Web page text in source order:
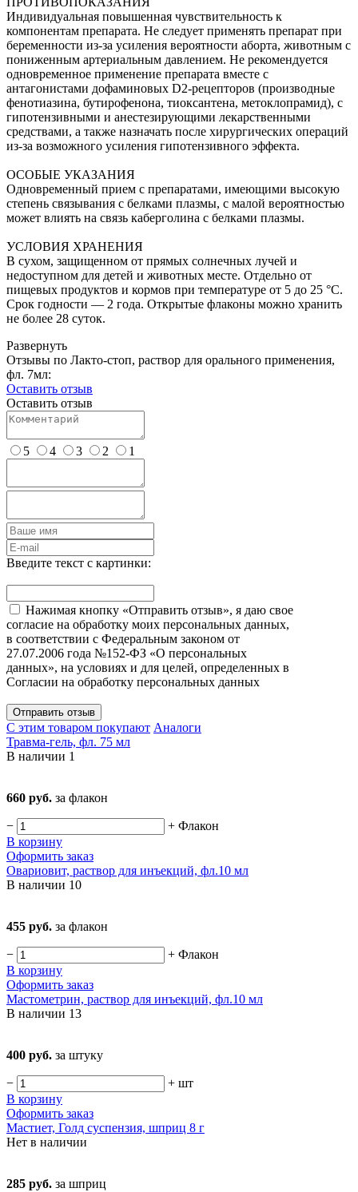
Индивидуальная повышенная чувствительность к
компонентам препарата. Не следует применять препарат при
беременности из-за усиления вероятности аборта, животным с
пониженным артериальным давлением. Не рекомендуется
одновременное применение препарата вместе с
антагонистами дофаминовых D2-рецепторов (производные
фенотиазина, бутирофенона, тиоксантена, метоклопрамид), с
гипотензивными и анестезирующими лекарственными
средствами, а также назначать после хирургических операций
из-за возможного усиления гипотензивного эффекта.
ОСОБЫЕ УКАЗАНИЯ
Одновременный прием с препаратами, имеющими высокую
степень связывания с белками плазмы, с малой вероятностью
может влиять на связь каберголина с белками плазмы.
УСЛОВИЯ ХРАНЕНИЯ
В сухом, защищенном от прямых солнечных лучей и
недоступном для детей и животных месте. Отдельно от
пищевых продуктов и кормов при температуре от 5 до 25 °C.
Срок годности — 2 года. Открытые флаконы можно хранить
не более 28 суток.
Развернуть
Отзывы по Лакто-стоп, раствор для орального применения,
фл. 7мл:
Оставить отзыв
Оставить отзыв
5 4 3 2 1
Введите текст с картинки:
Нажимая кнопку «Отправить отзыв», я даю свое
согласие на обработку моих персональных данных,
в соответствии с Федеральным законом от
27.07.2006 года №152-ФЗ «О персональных
данных», на условиях и для целей, определенных в
Согласии на обработку персональных данных
Отправить отзыв
С этим товаром покупают Аналоги
Травма-гель, фл. 75 мл
В наличии 1
660 руб. за флакон
− + Флакон
В корзину
Оформить заказ
Овариовит, раствор для инъекций, фл.10 мл
В наличии 10
455 руб. за флакон
− + Флакон
В корзину
Оформить заказ
Мастометрин, раствор для инъекций, фл.10 мл
В наличии 13
400 руб. за штуку
− + шт
В корзину
Оформить заказ
Мастиет, Голд суспензия, шприц 8 г
Нет в наличии
285 руб. за шприц